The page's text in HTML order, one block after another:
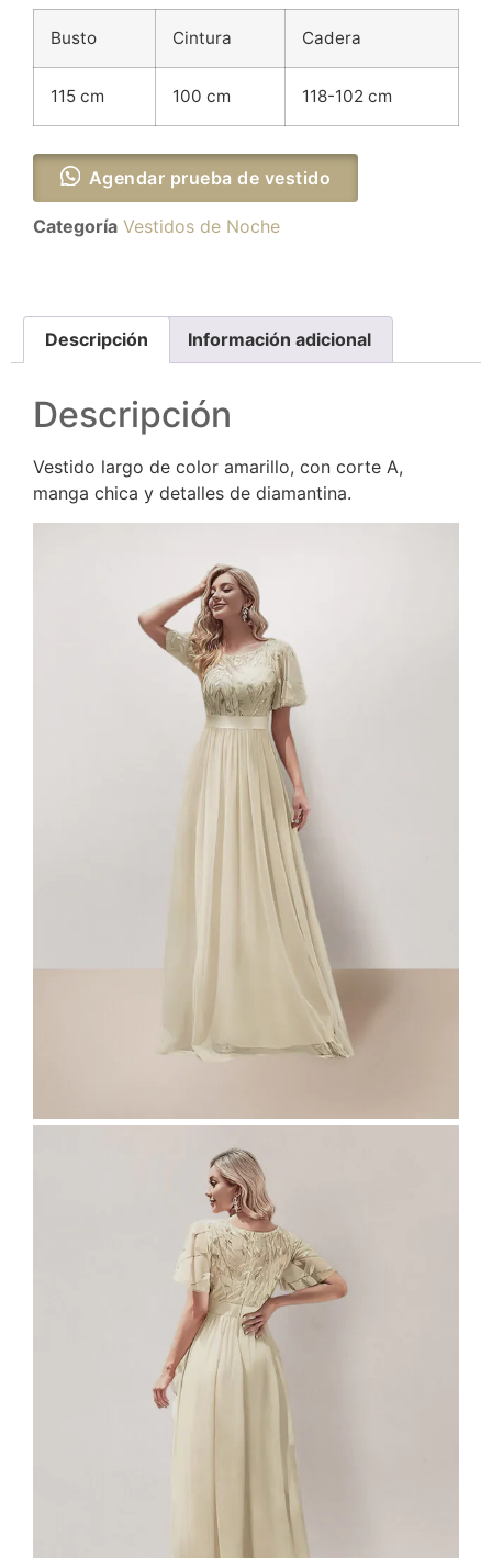
Busto Cintura Cadera
115 cm 100 cm 118-102 cm
Agendar prueba de vestido
Categoría Vestidos de Noche
Descripción Información adicional
Descripción
Vestido largo de color amarillo, con corte A,
manga chica y detalles de diamantina.